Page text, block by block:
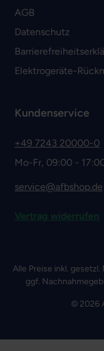
AGB
Datenschutz
Elektrogeräte-
Kundenservice
+49 7243 20000-0
Mo-Fr, 09:00 -
service@afbshop.de
Vertrag widerrufen
Alle Preise inkl.
ggf.
© 2026